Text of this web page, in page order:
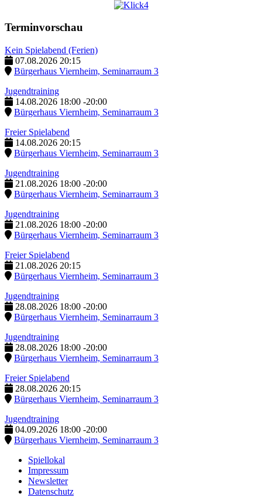
Terminvorschau
Kein Spielabend (Ferien)
07.08.2026 20:15
Bürgerhaus Viernheim, Seminarraum 3
Jugendtraining
14.08.2026 18:00 -20:00
Bürgerhaus Viernheim, Seminarraum 3
Freier Spielabend
14.08.2026 20:15
Bürgerhaus Viernheim, Seminarraum 3
Jugendtraining
21.08.2026 18:00 -20:00
Bürgerhaus Viernheim, Seminarraum 3
Jugendtraining
21.08.2026 18:00 -20:00
Bürgerhaus Viernheim, Seminarraum 3
Freier Spielabend
21.08.2026 20:15
Bürgerhaus Viernheim, Seminarraum 3
Jugendtraining
28.08.2026 18:00 -20:00
Bürgerhaus Viernheim, Seminarraum 3
Jugendtraining
28.08.2026 18:00 -20:00
Bürgerhaus Viernheim, Seminarraum 3
Freier Spielabend
28.08.2026 20:15
Bürgerhaus Viernheim, Seminarraum 3
Jugendtraining
04.09.2026 18:00 -20:00
Bürgerhaus Viernheim, Seminarraum 3
Spiellokal
Impressum
Newsletter
Datenschutz